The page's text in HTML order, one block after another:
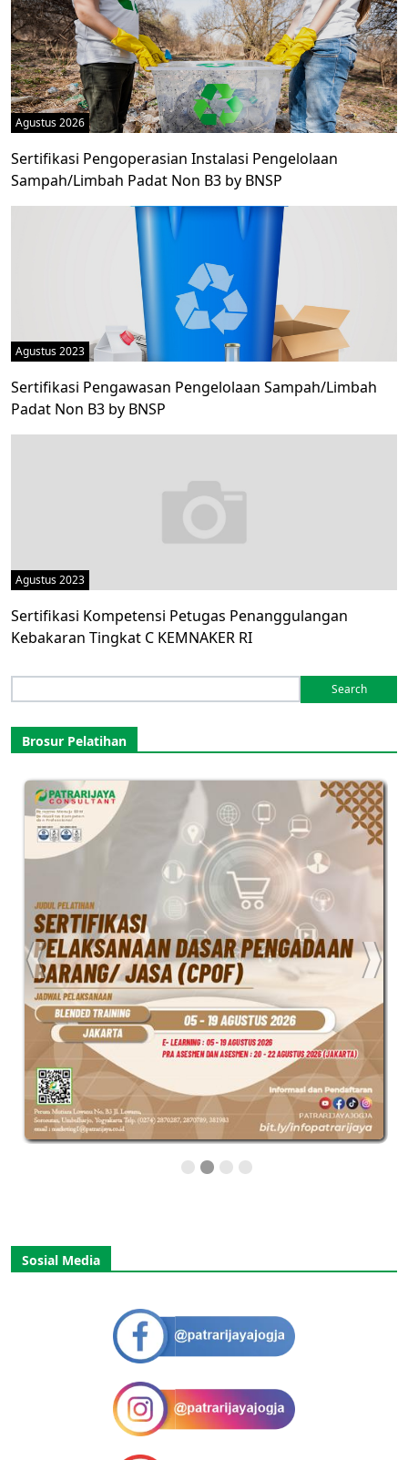
Agustus 2026
Sertifikasi Pengoperasian Instalasi Pengelolaan
Sampah/Limbah Padat Non B3 by BNSP
Agustus 2023
Sertifikasi Pengawasan Pengelolaan Sampah/Limbah
Padat Non B3 by BNSP
Agustus 2023
Sertifikasi Kompetensi Petugas Penanggulangan
Kebakaran Tingkat C KEMNAKER RI
for:
Brosur Pelatihan
Sosial Media